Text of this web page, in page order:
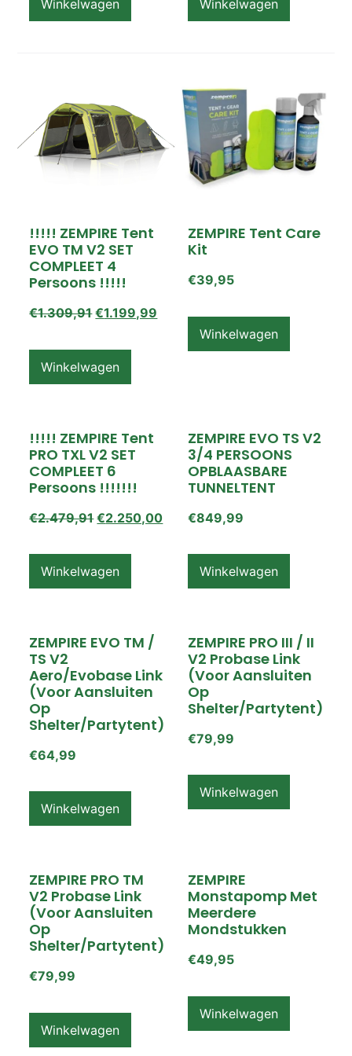
Winkelwagen Winkelwagen
!!!!! ZEMPIRE Tent
EVO TM V2 SET
COMPLEET 4
Persoons !!!!!
€1.309,91 €1.199,99
Winkelwagen
ZEMPIRE Tent Care
Kit
€39,95
Winkelwagen
!!!!! ZEMPIRE Tent
PRO TXL V2 SET
COMPLEET 6
Persoons !!!!!!!
€2.479,91 €2.250,00
Winkelwagen
ZEMPIRE EVO TS V2
3/4 PERSOONS
OPBLAASBARE
TUNNELTENT
€849,99
Winkelwagen
ZEMPIRE EVO TM /
TS V2
Aero/Evobase Link
(voor Aansluiten
Op
Shelter/partytent)
€64,99
Winkelwagen
ZEMPIRE PRO III / II
V2 Probase Link
(voor Aansluiten
Op
Shelter/partytent)
€79,99
Winkelwagen
ZEMPIRE PRO TM
V2 Probase Link
(voor Aansluiten
Op
Shelter/partytent)
€79,99
Winkelwagen
ZEMPIRE
Monstapomp Met
Meerdere
Mondstukken
€49,95
Winkelwagen